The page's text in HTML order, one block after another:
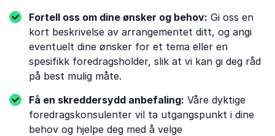
Fortell oss om dine ønsker og behov: Gi oss en
kort beskrivelse av arrangementet ditt, og angi
eventuelt dine ønsker for et tema eller en
spesifikk foredragsholder, slik at vi kan gi deg råd
på best mulig måte.
Få en skreddersydd anbefaling: Våre dyktige
foredragskonsulenter vil ta utgangspunkt i dine
behov og hjelpe deg med å velge